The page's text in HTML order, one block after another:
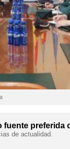
fuente preferida
de actualidad.